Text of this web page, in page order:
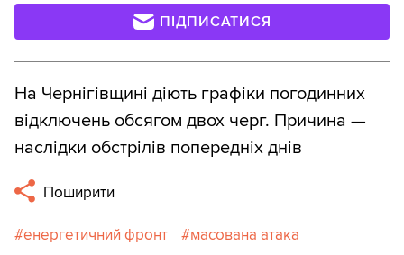
ПІДПИСАТИСЯ
На Чернігівщині діють графіки погодинних
відключень обсягом двох черг. Причина —
наслідки обстрілів попередніх днів
Поширити
енергетичний фронт
масована атака